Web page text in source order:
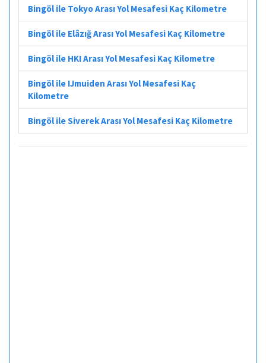
Bingöl ile Tokyo Arası Yol Mesafesi Kaç Kilometre
Bingöl ile Elâzığ Arası Yol Mesafesi Kaç Kilometre
Bingöl ile HKI Arası Yol Mesafesi Kaç Kilometre
Bingöl ile IJmuiden Arası Yol Mesafesi Kaç
Kilometre
Bingöl ile Siverek Arası Yol Mesafesi Kaç Kilometre